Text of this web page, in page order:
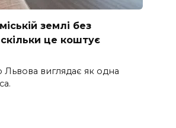
землі без
це коштує
Львова виглядає як одна